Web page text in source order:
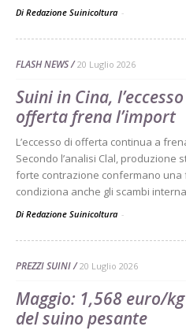
Di Redazione Suinicoltura -
FLASH NEWS 20 Luglio 2026
Suini in Cina,
offerta frena l’import
L’eccesso di offerta continua a
Secondo l’analisi Clal, produzione
forte contrazione confermano una
condiziona anche gli scambi
Di Redazione Suinicoltura -
PREZZI SUINI 20 Luglio 2026
Maggio: 1,568 euro/
del suino pesante